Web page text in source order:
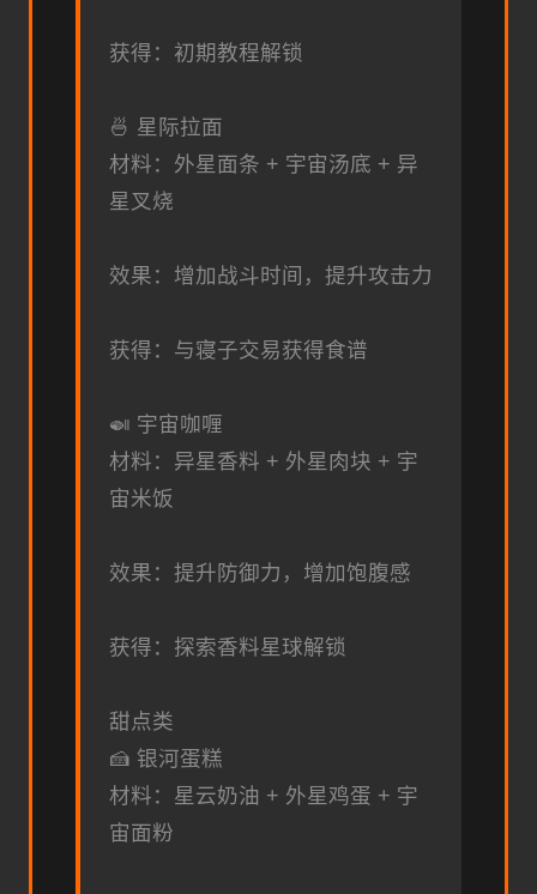
获得：初期教程解锁
🍜 星际拉面
材料：外星面条 + 宇宙汤底 + 异
星叉烧
效果：增加战斗时间，提升攻击力
获得：与寝子交易获得食谱
🍛 宇宙咖喱
材料：异星香料 + 外星肉块 + 宇
宙米饭
效果：提升防御力，增加饱腹感
获得：探索香料星球解锁
甜点类
🍰 银河蛋糕
材料：星云奶油 + 外星鸡蛋 + 宇
宙面粉